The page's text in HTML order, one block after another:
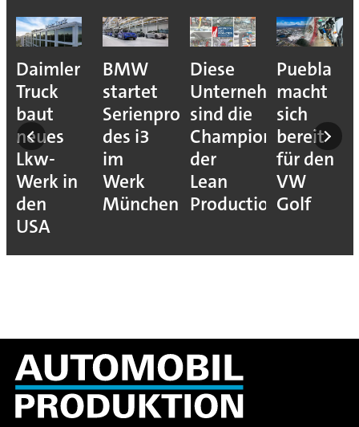
Daimler
Truck
baut
neues
Lkw-
Werk in
den
USA
BMW
startet
Serienproduktion
des i3
im
Werk
München
Diese
Unternehmen
sind die
Champions
der
Lean
Production
Puebla
macht
sich
bereit
für den
VW
Golf